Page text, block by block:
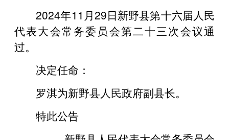
2024年11月29日新野县第十六届人民
代表大会常务委员会第二十三次会议通
过。
决定任命：
罗淇为新野县人民政府副县长。
特此公告